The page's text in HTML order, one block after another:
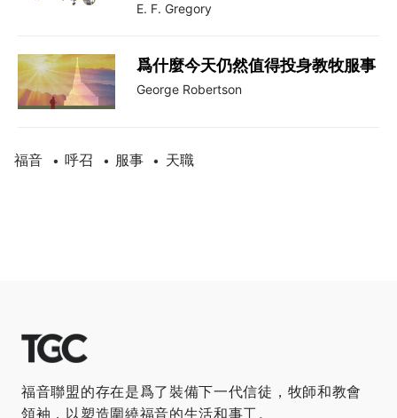
E. F. Gregory
爲什麼今天仍然值得投身教牧服事
George Robertson
福音 • 呼召 • 服事 • 天職
福音聯盟的存在是爲了裝備下一代信徒，牧師和教會
領袖，以塑造圍繞福音的生活和事工。